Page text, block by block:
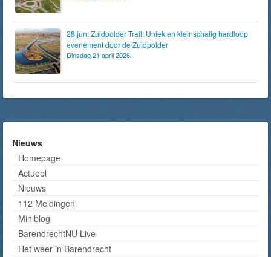
28 jun: Zuidpolder Trail: Uniek en kleinschalig hardloop
evenement door de Zuidpolder
Dinsdag 21 april 2026
Nieuws
Homepage
Actueel
Nieuws
112 Meldingen
Miniblog
BarendrechtNU Live
Het weer in Barendrecht